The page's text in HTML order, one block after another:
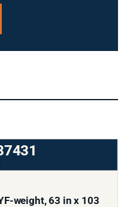
weight, 63 in x 103